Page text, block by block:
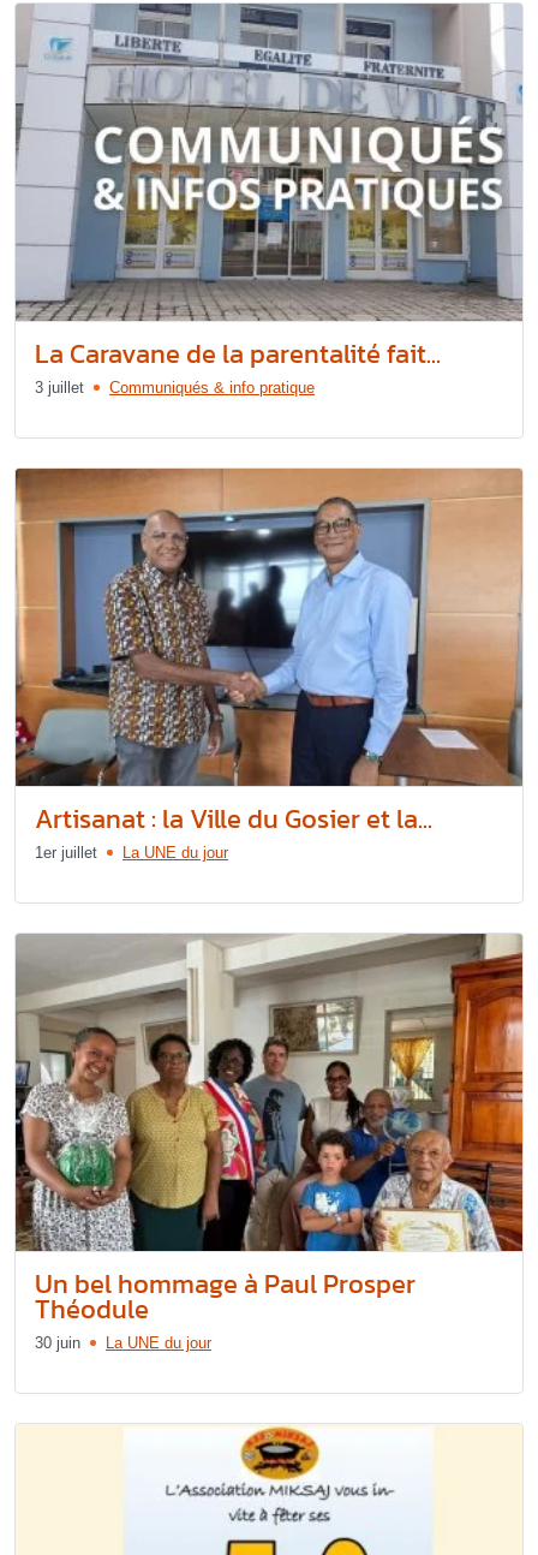
La Caravane de la parentalité fait...
3 juillet Communiqués & info pratique
Artisanat : la Ville du Gosier et la...
1er juillet La UNE du jour
Un bel hommage à Paul Prosper
Théodule
30 juin La UNE du jour